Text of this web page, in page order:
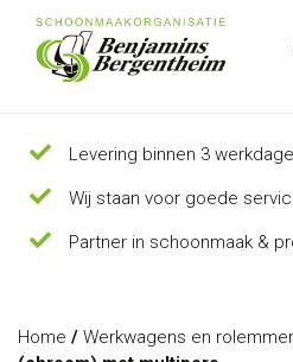
Levering binnen 3
Wij staan voor goede
Partner in schoonmaak &
Home / Werkwagens en